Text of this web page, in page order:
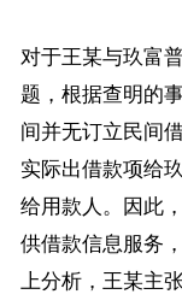
对于王某与玖富
题，根据查明的
间并无订立民间
实际出借款项给
给用款人。因此
供借款信息服务
上分析，王某主